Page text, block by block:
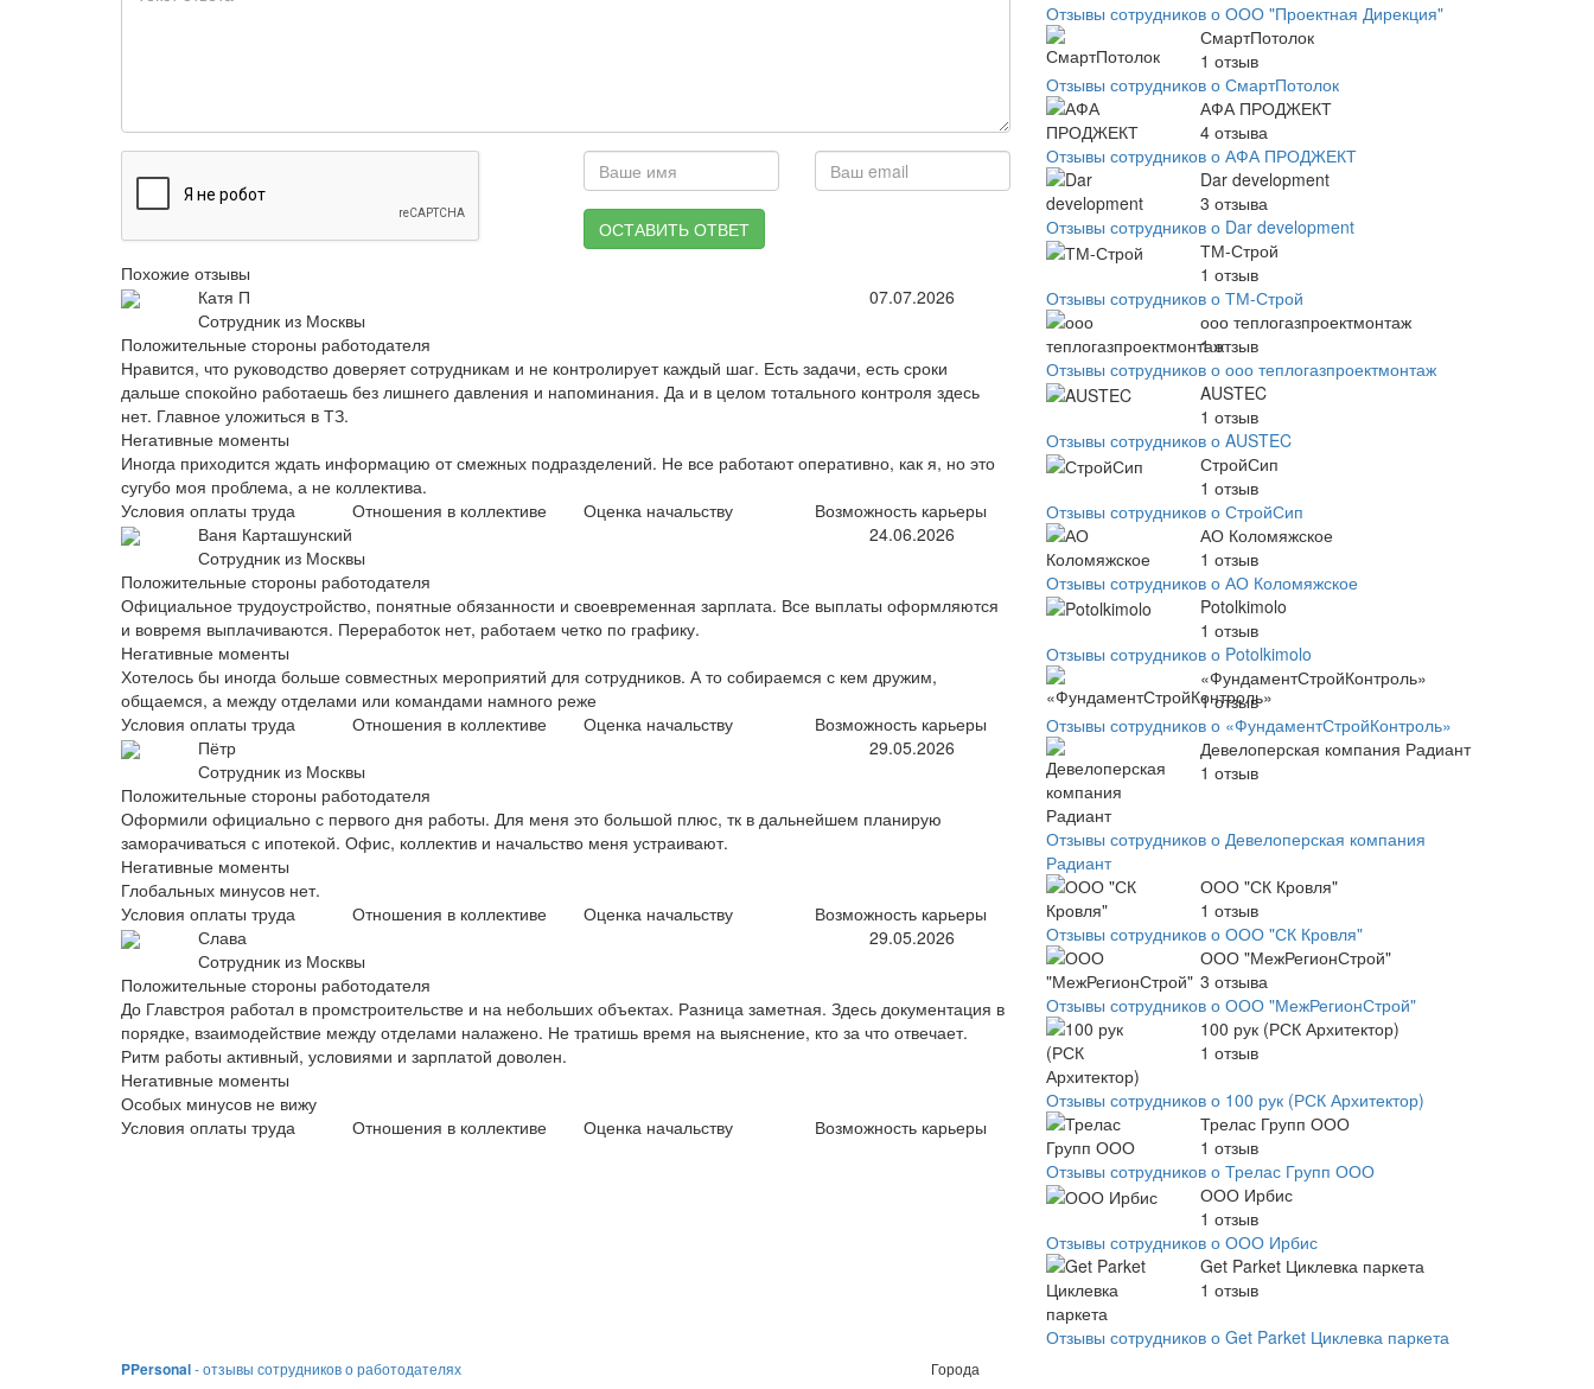
ОСТАВИТЬ ОТВЕТ
Похожие отзывы
Катя П
Сотрудник из Москвы
07.07.2026
Положительные стороны работодателя
Нравится, что руководство доверяет сотрудникам и не контролирует каждый шаг. Есть задачи, есть сроки
дальше спокойно работаешь без лишнего давления и напоминания. Да и в целом тотального контроля здесь
нет. Главное уложиться в ТЗ.
Негативные моменты
Иногда приходится ждать информацию от смежных подразделений. Не все работают оперативно, как я, но это
сугубо моя проблема, а не коллектива.
Условия оплаты труда
Отношения в коллективе Оценка начальству
Возможность карьеры
Ваня Карташунский
Сотрудник из Москвы
24.06.2026
Положительные стороны работодателя
Официальное трудоустройство, понятные обязанности и своевременная зарплата. Все выплаты оформляются
и вовремя выплачиваются. Переработок нет, работаем четко по графику.
Негативные моменты
Хотелось бы иногда больше совместных мероприятий для сотрудников. А то собираемся с кем дружим,
общаемся, а между отделами или командами намного реже
Условия оплаты труда
Отношения в коллективе Оценка начальству
Возможность карьеры
Пётр
Сотрудник из Москвы
29.05.2026
Положительные стороны работодателя
Оформили официально с первого дня работы. Для меня это большой плюс, тк в дальнейшем планирую
заморачиваться с ипотекой. Офис, коллектив и начальство меня устраивают.
Негативные моменты
Глобальных минусов нет.
Условия оплаты труда
Отношения в коллективе Оценка начальству
Возможность карьеры
Слава
Сотрудник из Москвы
29.05.2026
Положительные стороны работодателя
До Главстроя работал в промстроительстве и на небольших объектах. Разница заметная. Здесь документация в
порядке, взаимодействие между отделами налажено. Не тратишь время на выяснение, кто за что отвечает.
Ритм работы активный, условиями и зарплатой доволен.
Негативные моменты
Особых минусов не вижу
Условия оплаты труда
Отношения в коллективе Оценка начальству Возможность карьеры
Отзывы сотрудников о ООО "Проектная Дирекция"
СмартПотолок
1 отзыв
Отзывы сотрудников о СмартПотолок
АФА ПРОДЖЕКТ
4 отзыва
Отзывы сотрудников о АФА ПРОДЖЕКТ
Dar development
3 отзыва
Отзывы сотрудников о Dar development
ТМ-Строй
1 отзыв
Отзывы сотрудников о ТМ-Строй
ооо теплогазпроектмонтаж
1отзыв
Отзывы сотрудников о ооо теплогазпроектмонтаж
AUSTEC
1 отзыв
Отзывы сотрудников о AUSTEC
СтройСип
1 отзыв
Отзывы сотрудников о СтройСип
АО Коломяжское
1 отзыв
Отзывы сотрудников о АО Коломяжское
Potolkimolo
1 отзыв
Отзывы сотрудников о Potolkimolo
«ФундаментСтройКонтроль»
1отзыв
Отзывы сотрудников о «ФундаментСтройКонтроль»
Девелоперская компания Радиант
1 отзыв
Отзывы сотрудников о Девелоперская компания
Радиант
ООО "СК Кровля"
1 отзыв
Отзывы сотрудников о ООО "СК Кровля"
ООО "МежРегионСтрой"
3 отзыва
Отзывы сотрудников о ООО "МежРегионСтрой"
100 рук (РСК Архитектор)
1 отзыв
Отзывы сотрудников о 100 рук (РСК Архитектор)
Трелас Групп ООО
1 отзыв
Отзывы сотрудников о Трелас Групп ООО
ООО Ирбис
1 отзыв
Отзывы сотрудников о ООО Ирбис
Get Parket Циклевка паркета
1 отзыв
Отзывы сотрудников о Get Parket Циклевка паркета
PPersonal- отзывы сотрудников о работодателях Города